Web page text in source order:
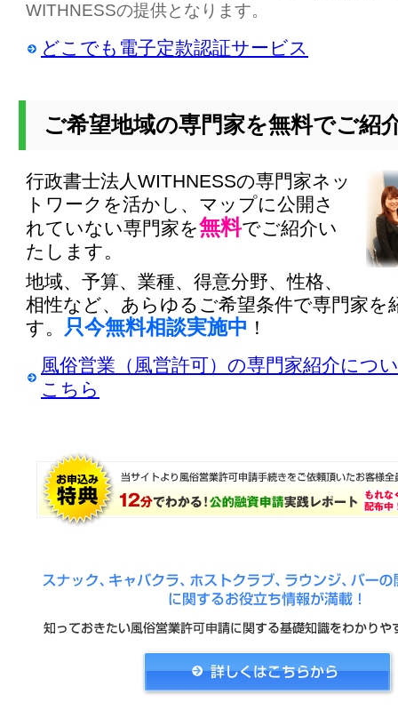
WITHNESSの提供となります。
どこでも電子定款認証サービス
ご希望地域の専門家を無料でご紹
行政書士法人WITHNESSの専門家ネッ
トワークを活かし、マップに公開さ
れていない専門家を無料でご紹介い
たします。
地域、予算、業種、得意分野、性格、
相性など、あらゆるご希望条件で専門家を
す。 只今無料相談実施中 ！
風俗営業（風営許可）の専門家紹介につ
こちら